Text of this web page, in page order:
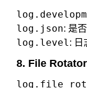
log.json: 是
log.level: 日
8. File Rotator